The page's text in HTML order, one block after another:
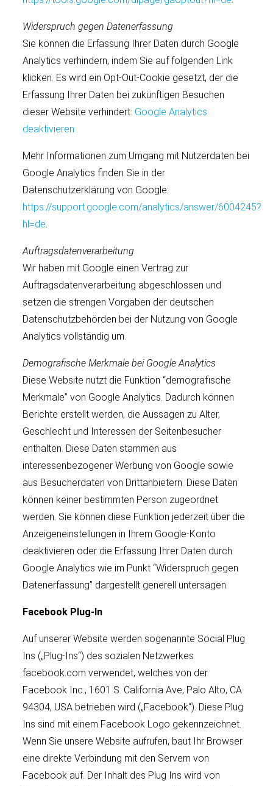
Widerspruch gegen Datenerfassung
Sie können die Erfassung Ihrer Daten durch Google
Analytics verhindern, indem Sie auf folgenden Link
klicken. Es wird ein Opt-Out-Cookie gesetzt, der die
Erfassung Ihrer Daten bei zukünftigen Besuchen
dieser Website verhindert: Google Analytics
deaktivieren
Mehr Informationen zum Umgang mit Nutzerdaten bei
Google Analytics ﬁnden Sie in der
Datenschutzerklärung von Google:
https://support.google.com/analytics/answer/6004245?
hl=de.
Auftragsdatenverarbeitung
Wir haben mit Google einen Vertrag zur
Auftragsdatenverarbeitung abgeschlossen und
setzen die strengen Vorgaben der deutschen
Datenschutzbehörden bei der Nutzung von Google
Analytics vollständig um.
Demograﬁsche Merkmale bei Google Analytics
Diese Website nutzt die Funktion “demograﬁsche
Merkmale” von Google Analytics. Dadurch können
Berichte erstellt werden, die Aussagen zu Alter,
Geschlecht und Interessen der Seitenbesucher
enthalten. Diese Daten stammen aus
interessenbezogener Werbung von Google sowie
aus Besucherdaten von Drittanbietern. Diese Daten
können keiner bestimmten Person zugeordnet
werden. Sie können diese Funktion jederzeit über die
Anzeigeneinstellungen in Ihrem Google-Konto
deaktivieren oder die Erfassung Ihrer Daten durch
Google Analytics wie im Punkt “Widerspruch gegen
Datenerfassung” dargestellt generell untersagen.
Facebook Plug-In
Auf unserer Website werden sogenannte Social Plug
Ins („Plug-Ins“) des sozialen Netzwerkes
facebook.com verwendet, welches von der
Facebook Inc., 1601 S. California Ave, Palo Alto, CA
94304, USA betrieben wird („Facebook“). Diese Plug
Ins sind mit einem Facebook Logo gekennzeichnet.
Wenn Sie unsere Website aufrufen, baut Ihr Browser
eine direkte Verbindung mit den Servern von
Facebook auf. Der Inhalt des Plug Ins wird von